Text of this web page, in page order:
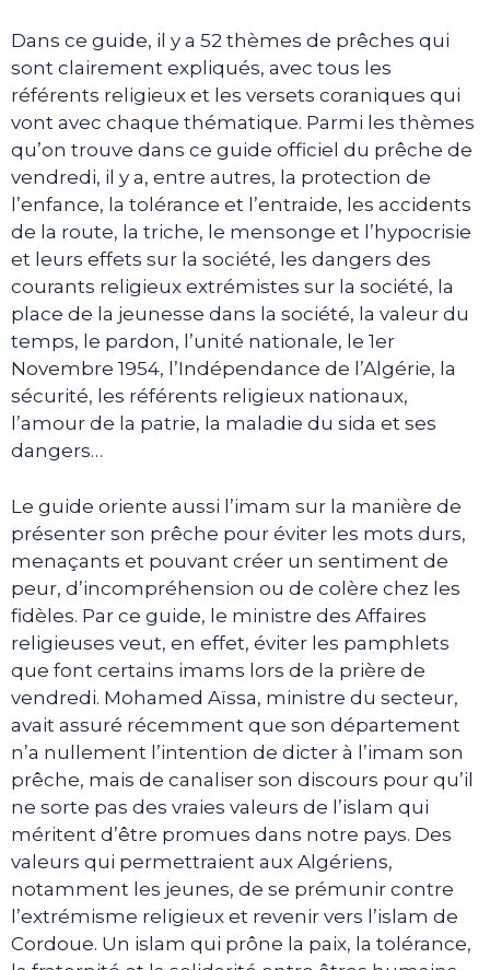
Dans ce guide, il y a 52 thèmes de prêches qui
sont clairement expliqués, avec tous les
référents religieux et les versets coraniques qui
vont avec chaque thématique. Parmi les thèmes
qu’on trouve dans ce guide officiel du prêche de
vendredi, il y a, entre autres, la protection de
l’enfance, la tolérance et l’entraide, les accidents
de la route, la triche, le mensonge et l’hypocrisie
et leurs effets sur la société, les dangers des
courants religieux extrémistes sur la société, la
place de la jeunesse dans la société, la valeur du
temps, le pardon, l’unité nationale, le 1er
Novembre 1954, l’Indépendance de l’Algérie, la
sécurité, les référents religieux nationaux,
l’amour de la patrie, la maladie du sida et ses
dangers…
Le guide oriente aussi l’imam sur la manière de
présenter son prêche pour éviter les mots durs,
menaçants et pouvant créer un sentiment de
peur, d’incompréhension ou de colère chez les
fidèles. Par ce guide, le ministre des Affaires
religieuses veut, en effet, éviter les pamphlets
que font certains imams lors de la prière de
vendredi. Mohamed Aïssa, ministre du secteur,
avait assuré récemment que son département
n’a nullement l’intention de dicter à l’imam son
prêche, mais de canaliser son discours pour qu’il
ne sorte pas des vraies valeurs de l’islam qui
méritent d’être promues dans notre pays. Des
valeurs qui permettraient aux Algériens,
notamment les jeunes, de se prémunir contre
l’extrémisme religieux et revenir vers l’islam de
Cordoue. Un islam qui prône la paix, la tolérance,